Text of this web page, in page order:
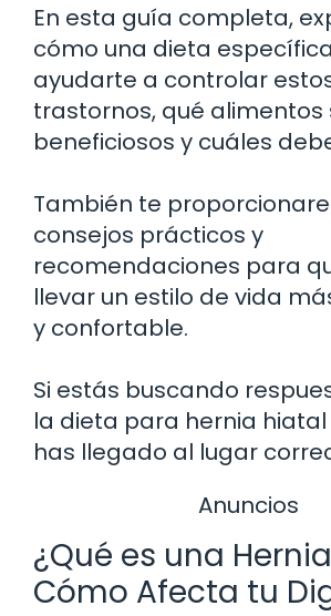
En esta guía completa,
cómo una dieta
ayudarte a controlar
trastornos, qué alimentos
beneficiosos y cuáles
También te
consejos prácticos y
recomendaciones para
llevar un estilo de vida
y confortable.
Si estás buscando
la dieta para hernia hiatal
has llegado al lugar
Anuncios
¿Qué es una
Cómo Afecta tu